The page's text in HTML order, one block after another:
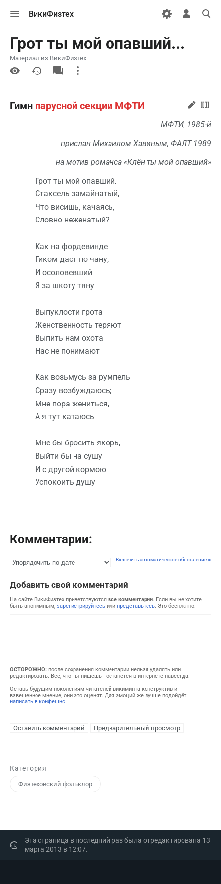
меню
ВикиФизтех
Открыть
поиск
Грот ты мой опавший...
Материал из ВикиФизтех
More
actions
Гимн парусной секции МФТИ
МФТИ, 1985-й
прислан Михаилом Хавиным, ФАЛТ 1989
на мотив романса «Клён ты мой опавший»
Грот ты мой опавший,
Стаксель замайнатый,
Что висишь, качаясь,
Словно неженатый?
Как на фордевинде
Гиком даст по чану,
И осоловевший
Я за шкоту тяну
Выпуклости грота
Женственность теряют
Выпить нам охота
Нас не понимают
Как возьмусь за румпель
Сразу возбуждаюсь;
Мне пора жениться,
А я тут катаюсь
Мне бы бросить якорь,
Выйти бы на сушу
И с другой кормою
Успокоить душу
Комментарии:
Включить автоматическое обновление
Добавить свой комментарий
На сайте ВикиФизтех приветствуются все комментарии. Если вы не хотите
быть анонимным, зарегистрируйтесь или представьтесь. Это бесплатно.
ОСТОРОЖНО: после сохранения комментарии нельзя удалять или
редактировать. Всё, что ты пишешь - останется в интернете навсегда.
Оставь будущим поколениям читателей викимипта конструктив и
взвешенное мнение, они это оценят. Для эмоций же лучше подойдёт
написать в конфешнс
Категория
Физтеховский фольклор
Эта страница в последний раз была отредактирована 13
марта 2013 в 12:07.